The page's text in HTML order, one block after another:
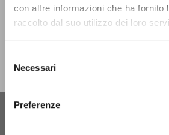
con altre informazioni che ha fornito
raccolto dal suo utilizzo dei loro
delNecessari
Preferenze
ARE YOU A TOUR OPERATOR
TO BE CONTACTED TO BE PART